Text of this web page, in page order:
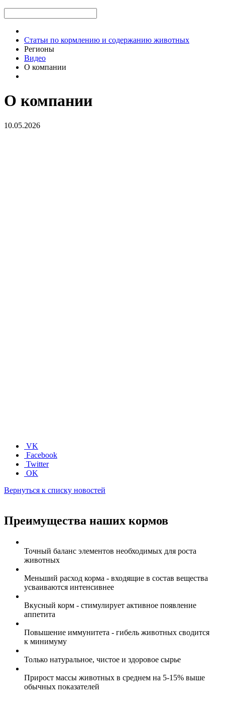
Статьи по кормлению и содержанию животных
Регионы
Видео
О компании
О компании
10.05.2026
VK
Facebook
Twitter
OK
Вернуться к списку новостей
Преимущества наших кормов
Точный баланс элементов необходимых для роста
животных
Меньший расход корма - входящие в состав вещества
усваиваются интенсивнее
Вкусный корм - стимулирует активное появление
аппетита
Повышение иммунитета - гибель животных сводится
к минимуму
Только натуральное, чистое и здоровое сырье
Прирост массы животных в среднем на 5-15% выше
обычных показателей